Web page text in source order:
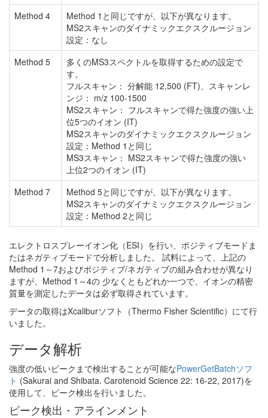
Method 4
Method 1と同じですが、以下が異なります。
MS2スキャンのダイナミックエクスクルージョン
設定：なし
Method 5
多くのMS3スペクトルを取得するための設定で
す。
フルスキャン： 分解能 12,500 (FT)、スキャンレ
ンジ： m/z 100-1500
MS2スキャン： フルスキャンで得た強度の強い上
位5つのイオン (IT)
MS2スキャンのダイナミックエクスクルージョン
設定：Method 1と同じ
MS3スキャン： MS2スキャンで得た強度の強い
上位2つのイオン (IT)
Method 7
Method 5と同じですが、以下が異なります。
MS2スキャンのダイナミックエクスクルージョン
設定：Method 2と同じ
エレクトロスプレーイオン化（ESI）を行い、ポジティブモードま
たはネガティブモードで分析しました。 試料によって、上記の
Method 1～7およびポジティブ/ネガティブの組み合わせが異なり
ますが、Method 1～4の 少なくともどれか一つで、イオンの精密
質量を測定したデータは必ず取得されています。
データの取得はXcaliburソフト（Thermo Fisher Scientific）にて行
いました。
データ解析
強度の低いピークまで検出することが可能なPowerGetBatchソフ
ト (Sakurai and Shibata. Carotenoid Science 22: 16-22, 2017)を
使用して、ピーク検出を行いました。
ピーク検出・アラインメント